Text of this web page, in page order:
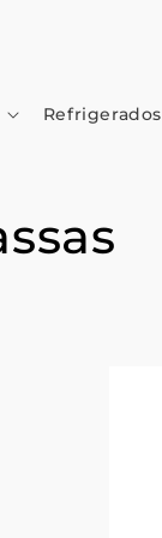
Refrigerados